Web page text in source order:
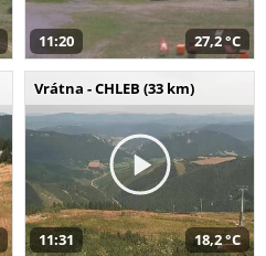
11:20 27,2 °C
Vrátna - CHLEB (33 km)
11:31 18,2 °C